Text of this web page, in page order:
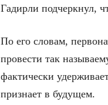
Гадирли подчеркнул,
По его словам,
провести так
фактически
признает в будущем.